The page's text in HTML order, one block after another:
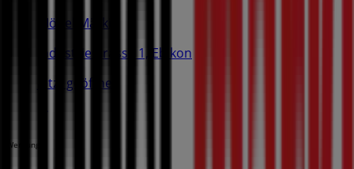
Möbel Märki
Industriestrasse 1, Ebikon
Jetzt geöffnet
Werbung